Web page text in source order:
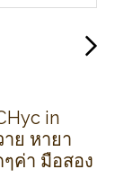
in
ย หายา
ค่า มือสอง